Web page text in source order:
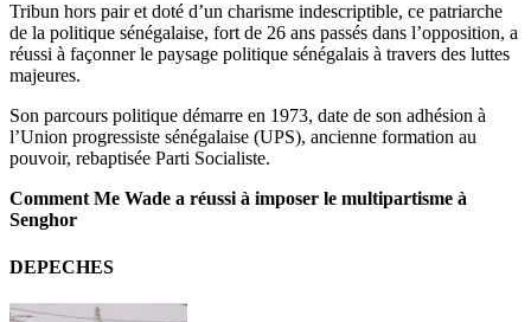
Tribun hors pair et doté d’un charisme indescriptible, ce patriarche
de la politique sénégalaise, fort de 26 ans passés dans l’opposition, a
réussi à façonner le paysage politique sénégalais à travers des luttes
majeures.
Son parcours politique démarre en 1973, date de son adhésion à
l’Union progressiste sénégalaise (UPS), ancienne formation au
pouvoir, rebaptisée Parti Socialiste.
Comment Me Wade a réussi à imposer le multipartisme à
Senghor
DEPECHES